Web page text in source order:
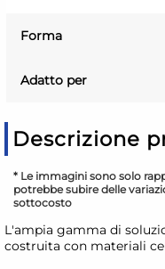
Forma
Adatto per
Descrizione
* Le immagini sono solo
potrebbe subire delle
sottocosto
L'ampia gamma di
costruita con materiali